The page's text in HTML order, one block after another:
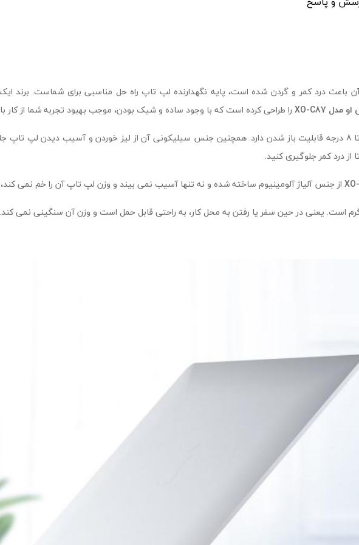
باعث درد کمر و گردن شده است، پایه نگهدارنده لپ‌ تاپ راه‌ حل مناسبی برای شماست. برند
او مدل
را طراحی کرده است که با وجود ساده و شیک بودن، موجب بهبود تجربه شما از
: این پایه نگهدارنده لپ تاپ ایکس او تا 8 درجه قابلیت باز شدن دارد. همچنین جنس سیلیکونی آن از لیز خوردن و آسیب
درد کمر جلوگیری کنید.
از جنس آلیاژ آلومینیوم ساخته شده و نه تنها آسیب نمی بیند و وزن لپ تاپ آن را خم نمی کند،